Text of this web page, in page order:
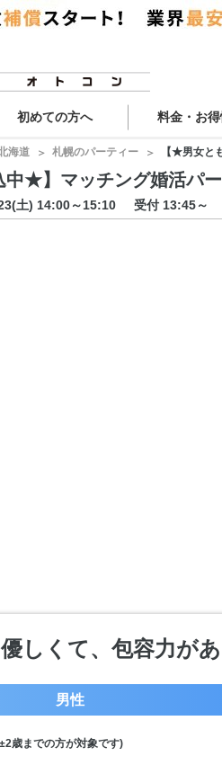
初めての方へ 料金・お
海道 札幌のパーティー 【★男女と
中★】マッチング婚活パ
土) 14:00～15:10 受付 13:45～
優しくて、包容力が
男性
歳までの方が対象です)